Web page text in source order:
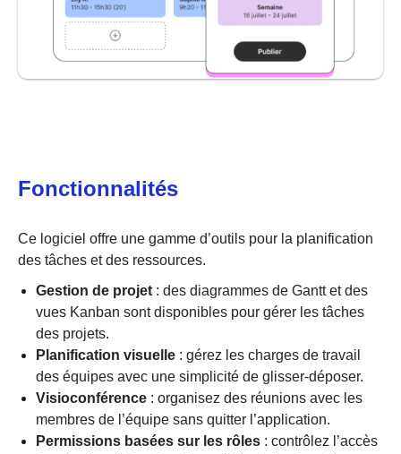
Fonctionnalités
Ce logiciel offre une gamme d’outils pour la planification
des tâches et des ressources.
Gestion de projet: des diagrammes de Gantt et des
vues Kanban sont disponibles pour gérer les tâches
des projets.
Planification visuelle : gérez les charges de travail
des équipes avec une simplicité de glisser-déposer.
Visioconférence : organisez des réunions avec les
membres de l’équipe sans quitter l’application.
Permissions basées sur les rôles : contrôlez l’accès